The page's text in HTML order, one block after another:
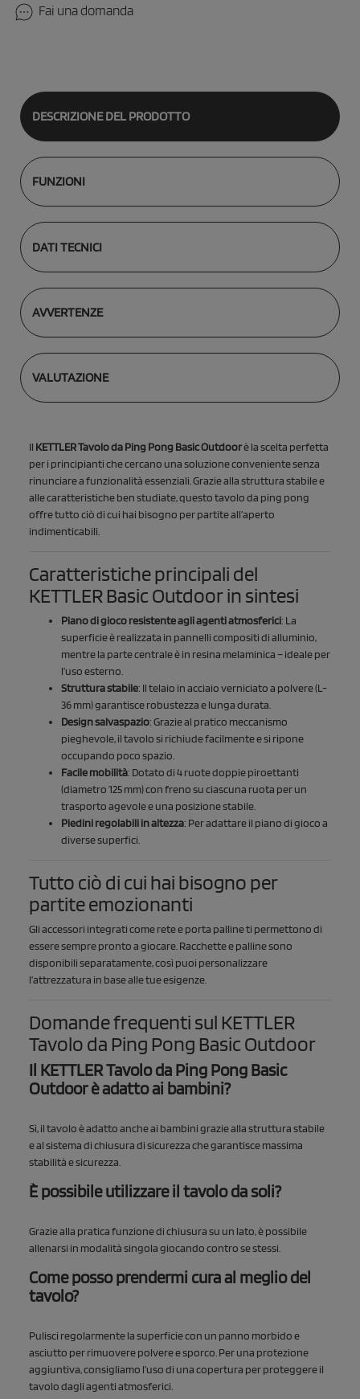
Fai una domanda
DESCRIZIONE DEL PRODOTTO
FUNZIONI
DATI TECNICI
AVVERTENZE
VALUTAZIONE
Il KETTLER Tavolo da Ping Pong Basic Outdoorè la scelta perfetta
per i principianti che cercano una soluzione conveniente senza
rinunciare a funzionalità essenziali. Grazie alla struttura stabile e
alle caratteristiche ben studiate, questo tavolo da ping pong
offre tutto ciò di cui hai bisogno per partite all’aperto
indimenticabili.
Caratteristiche principali del
KETTLER Basic Outdoor in sintesi
Piano di gioco resistente agli agenti atmosferici: La
superficie è realizzata in pannelli compositi di alluminio,
mentre la parte centrale è in resina melaminica – ideale per
l’uso esterno.
Struttura stabile: Il telaio in acciaio verniciato a polvere (L-
36 mm) garantisce robustezza e lunga durata.
Design salvaspazio: Grazie al pratico meccanismo
pieghevole, il tavolo si richiude facilmente e si ripone
occupando poco spazio.
Facile mobilità: Dotato di 4 ruote doppie piroettanti
(diametro 125 mm) con freno su ciascuna ruota per un
trasporto agevole e una posizione stabile.
Piedini regolabili in altezza: Per adattare il piano di gioco a
diverse superfici.
Tutto ciò di cui hai bisogno per
partite emozionanti
Gli accessori integrati come rete e porta palline ti permettono di
essere sempre pronto a giocare. Racchetteepallinesono
disponibili separatamente, così puoi personalizzare
l’attrezzatura in base alle tue esigenze.
Domande frequenti sul KETTLER
Tavolo da Ping Pong Basic Outdoor
Il KETTLER Tavolo da Ping Pong Basic
Outdoor è adatto ai bambini?
Sì, il tavolo è adatto anche ai bambini grazie alla struttura stabile
e al sistema di chiusura di sicurezza che garantisce massima
stabilità e sicurezza.
È possibile utilizzare il tavolo da soli?
Grazie alla pratica funzione di chiusura su un lato, è possibile
allenarsi in modalità singola giocando contro se stessi.
Come posso prendermi cura al meglio del
tavolo?
Pulisci regolarmente la superficie con un panno morbido e
asciutto per rimuovere polvere e sporco. Per una protezione
aggiuntiva, consigliamo l’uso di una copertura per proteggere il
tavolo dagli agenti atmosferici.